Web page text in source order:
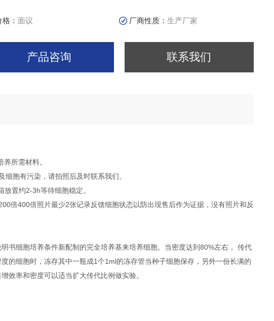
格：面议 厂商性质：生产厂家
产品咨询 联系我们
所需材料。
胞有污染，请拍照后及时联系我们。
置约2-3h等待细胞稳定。
倍400倍照片最少2张记录反馈细胞状态以防出现售后作为证据，没有照片和反
书细胞培养条件新配制的完全培养基来培养细胞。当密度达到80%左右， 传代
的细胞时，冻存其中一瓶成1个1ml的冻存管当种子细胞保存，另外一份长满的
效率和密度可以适当扩大传代比例做实验。